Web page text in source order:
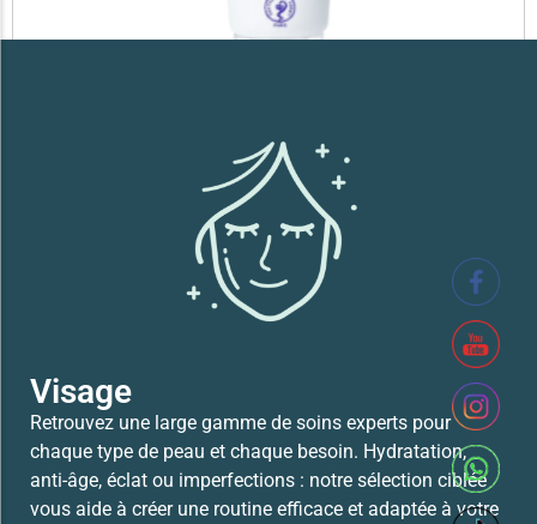
SVR XERIAL FISSURES ET CREVASSES
Visage
Retrouvez une large gamme de soins experts pour
chaque type de peau et chaque besoin. Hydratation,
anti-âge, éclat ou imperfections : notre sélection ciblée
vous aide à créer une routine efficace et adaptée à votre